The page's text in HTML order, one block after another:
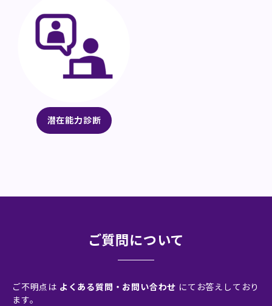
潜在能力診断
ご質問について
ご不明点は よくある質問・お問い合わせ にてお答えしており
ます。